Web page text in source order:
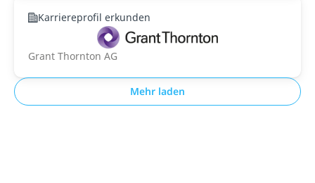
Karriereprofil erkunden
Grant Thornton AG
Mehr laden